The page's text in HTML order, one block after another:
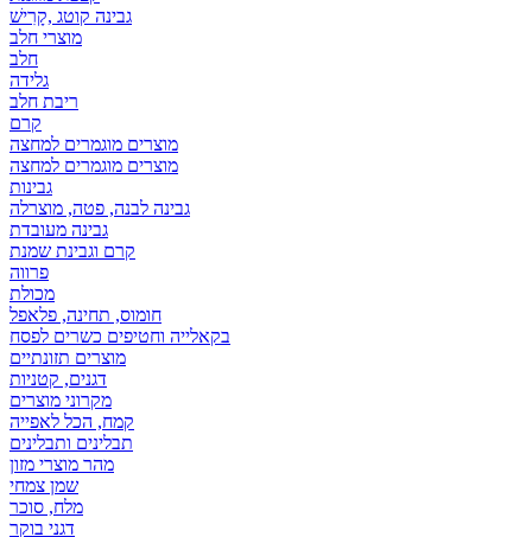
גבינה קוטג ,קָרִישׁ
מוצרי חלב
חלב
גלידה
ריבת חלב
קרם
מוצרים מוגמרים למחצה
מוצרים מוגמרים למחצה
גבינות
גבינה לבנה, פטה, מוצרלה
גבינה מעובדת
קרם וגבינת שמנת
פרווה
מכולת
חומוס, תחינה, פלאפל
בקאלייה וחטיפים כשרים לפסח
מוצרים תזונתיים
דגנים, קטניות
מקרוני מוצרים
קמח, הכל לאפייה
תבלינים ותבלינים
מהר מוצרי מזון
שמן צמחי
מלח, סוכר
דגני בוקר